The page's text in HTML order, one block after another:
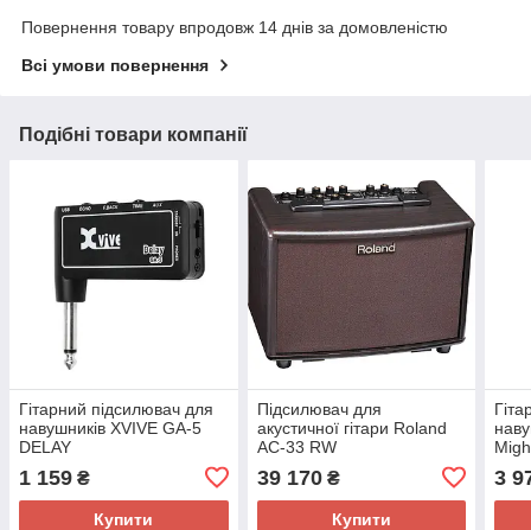
Повернення товару впродовж 14 днів за домовленістю
Всі умови повернення
Подібні товари компанії
Гітарний підсилювач для
навушників XVIVE GA-5
DELAY
1 159 ₴
Купити
Підсилювач для
акустичної гітари Roland
AC-33 RW
39 170₴
Купити
3